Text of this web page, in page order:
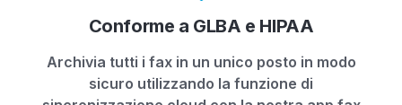
Conforme a GLBA e HIPAA
Archivia tutti i fax in un unico posto in modo
sicuro utilizzando la funzione di